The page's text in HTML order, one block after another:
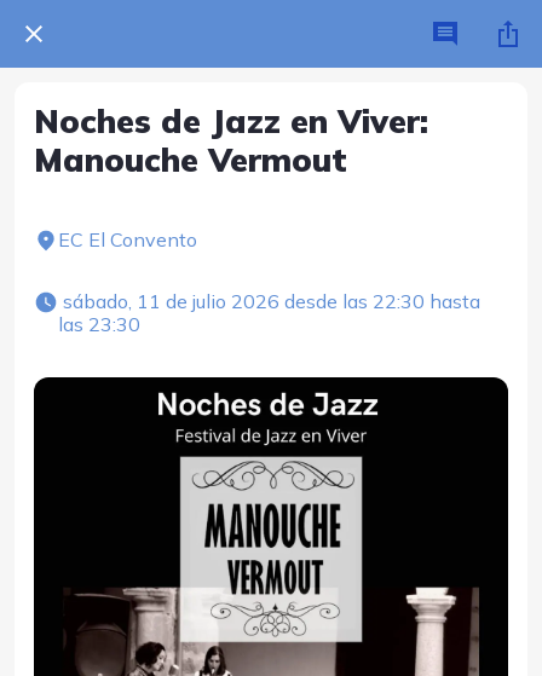
Noches de Jazz en Viver:
Manouche Vermout
EC El Convento
las 23:30